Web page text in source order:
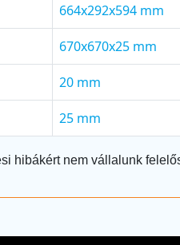
664x292x594 mm
670x670x25 mm
20 mm
25 mm
hibákért nem vállalunk